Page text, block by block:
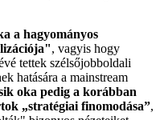
a hagyományos
, vagyis hogy
tettek szélsőjobboldali
hatására a mainstream
oka pedig a korábban
„stratégiai finomodása”,